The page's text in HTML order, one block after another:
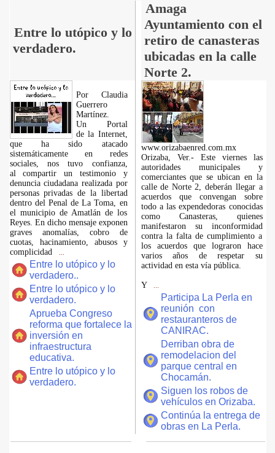
Entre lo utópico y lo
verdadero.
Amaga
Ayuntamiento con el
retiro de canasteras
ubicadas en la calle
Norte 2.
Por Claudia
Guerrero
Martínez.
​Un Portal
de la Internet,
que ha sido atacado
sistemáticamente en redes
sociales, nos tuvo confianza,
al compartir un testimonio y
denuncia ciudadana realizada por
personas privadas de la libertad
dentro del Penal de La Toma, en
el municipio de Amatlán de los
Reyes. En dicho mensaje exponen
graves anomalías, cobro de
cuotas, hacinamiento, abusos y
complicidad
Entre lo utópico y lo
verdadero..
Entre lo utópico y lo
verdadero.
Aprueba Congreso
reforma que fortalece la
inversión en
infraestructura
educativa.
Entre lo utópico y lo
verdadero.
www.orizabaenred.com.mx
Orizaba, Ver.- Este viernes las
autoridades municipales y
comerciantes que se ubican en la
calle de Norte 2, deberán llegar a
acuerdos que convengan sobre
todo a las expendedoras conocidas
como Canasteras, quienes
manifestaron su inconformidad
contra la falta de cumplimiento a
los acuerdos que lograron hace
varios años de respetar su
actividad en esta vía pública.
Y
Participa La Perla en
reunión con
restauranteros de
CANIRAC.
Derriban obra de
remodelacion del
parque central en
Chocamán.
Siguen los robos de
vehículos en Orizaba.
Continúa la entrega de
obras en La Perla.